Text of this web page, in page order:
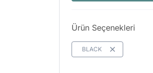
Ürün Seçenekleri
BLACK